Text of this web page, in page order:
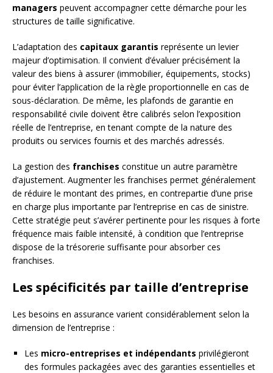
managers peuvent accompagner cette démarche pour les
structures de taille significative.
L’adaptation des capitaux garantis représente un levier
majeur d’optimisation. Il convient d’évaluer précisément la
valeur des biens à assurer (immobilier, équipements, stocks)
pour éviter l’application de la règle proportionnelle en cas de
sous-déclaration. De même, les plafonds de garantie en
responsabilité civile doivent être calibrés selon l’exposition
réelle de l’entreprise, en tenant compte de la nature des
produits ou services fournis et des marchés adressés.
La gestion des franchises constitue un autre paramètre
d’ajustement. Augmenter les franchises permet généralement
de réduire le montant des primes, en contrepartie d’une prise
en charge plus importante par l’entreprise en cas de sinistre.
Cette stratégie peut s’avérer pertinente pour les risques à forte
fréquence mais faible intensité, à condition que l’entreprise
dispose de la trésorerie suffisante pour absorber ces
franchises.
Les spécificités par taille d’entreprise
Les besoins en assurance varient considérablement selon la
dimension de l’entreprise :
Les micro-entreprises et indépendants privilégieront
des formules packagées avec des garanties essentielles et